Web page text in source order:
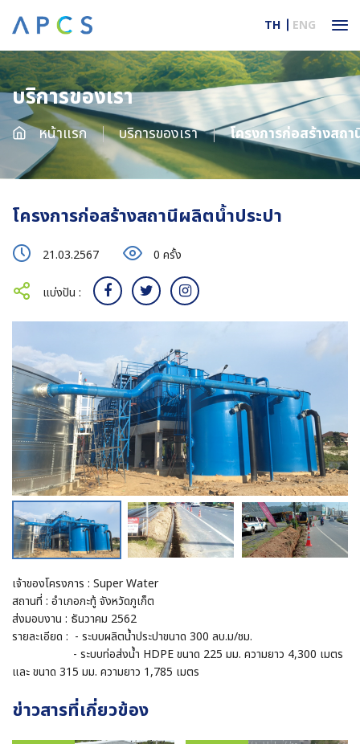
TH ENG
บริการของเรา
หน้าแรก บริการของเรา โครงการก่อสร้างสถ
โครงการก่อสร้างสถานีผลิตน้ำประปา
21.03.2567 0 ครั้ง
แบ่งปัน :
เจ้าของโครงการ : Super Water
สถานที่ : อำเภอกะทู้ จังหวัดภูเก็ต
ส่งมอบงาน : ธันวาคม 2562
รายละเอียด : - ระบบผลิตน้ำประปาขนาด 300 ลบ.ม/ชม.
- ระบบท่อส่งน้ำ HDPE ขนาด 225 มม. ความยาว 4,300 เมตร
และ ขนาด 315 มม. ความยาว 1,785 เมตร
ข่าวสารที่เกี่ยวข้อง